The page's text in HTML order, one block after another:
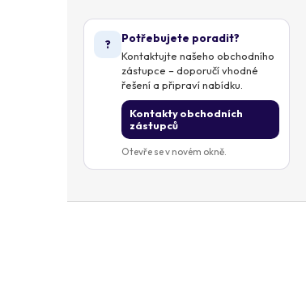
? Potřebujete poradit?
Kontaktujte našeho obchodního
zástupce – doporučí vhodné
řešení a připraví nabídku.
Kontakty obchodních
zástupců
Otevře se v novém okně.